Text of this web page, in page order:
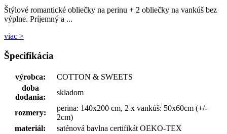
Štýlové romantické obliečky na perinu + 2 obliečky na vankúš bez
výplne. Príjemný a ...
viac >
Špecifikácia
výrobca:
COTTON & SWEETS
doba
dodania:
skladom
rozmery:
perina: 140x200 cm, 2 x vankúš: 50x60cm (+/-
2cm)
materiál:
saténová bavlna certifikát OEKO-TEX